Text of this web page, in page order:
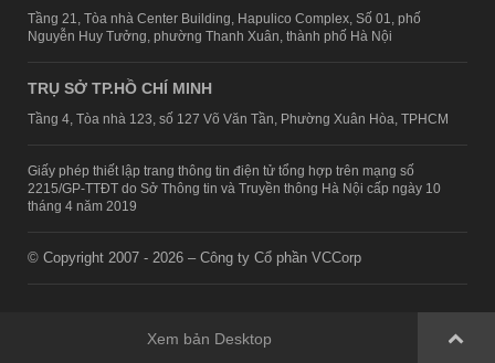
Tầng 21, Tòa nhà Center Building, Hapulico Complex, Số 01, phố
Nguyễn Huy Tưởng, phường Thanh Xuân, thành phố Hà Nội
TRỤ SỞ TP.HỒ CHÍ MINH
Tầng 4, Tòa nhà 123, số 127 Võ Văn Tần, Phường Xuân Hòa, TPHCM
Giấy phép thiết lập trang thông tin điện tử tổng hợp trên mạng số
2215/GP-TTĐT do Sở Thông tin và Truyền thông Hà Nội cấp ngày 10
tháng 4 năm 2019
© Copyright 2007 - 2026 – Công ty Cổ phần VCCorp
Xem bản Desktop